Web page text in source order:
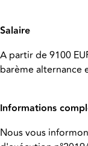
Salaire
A partir de 9100
barème alternance
Informations
Nous vous